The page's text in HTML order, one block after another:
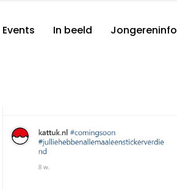
Events In beeld Jongereninfo